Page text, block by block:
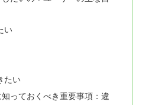
い
たい
っておくべき重要事項：違